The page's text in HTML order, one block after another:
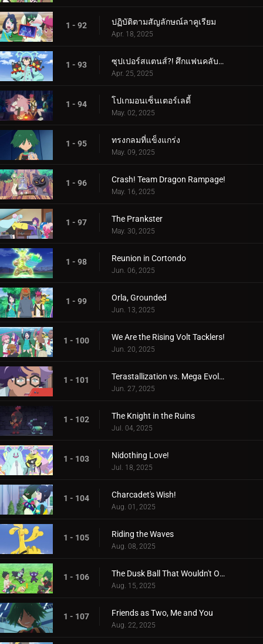
1 - 92 ปฏิบัติตามสัญลักษณ์ลาคูเรียม
Apr. 18, 2025
1 - 93 ซุปเปอร์สแตนส์?! ศึกแฟนคลับคุรุมิน!!
Apr. 25, 2025
1 - 94 โปเกมอนเซ็นเตอร์เลดี้
May. 02, 2025
1 - 95 ทรงกลมที่แข็งแกร่ง
May. 09, 2025
1 - 96 Crash! Team Dragon Rampage!
May. 16, 2025
1 - 97 The Prankster
May. 30, 2025
1 - 98 Reunion in Cortondo
Jun. 06, 2025
1 - 99 Orla, Grounded
Jun. 13, 2025
1 - 100 We Are the Rising Volt Tacklers!
Jun. 20, 2025
1 - 101 Terastallization vs. Mega Evolution!
Jun. 27, 2025
1 - 102 The Knight in the Ruins
Jul. 04, 2025
1 - 103 Nidothing Love!
Jul. 18, 2025
1 - 104 Charcadet's Wish!
Aug. 01, 2025
1 - 105 Riding the Waves
Aug. 08, 2025
1 - 106 The Dusk Ball That Wouldn't Open
Aug. 15, 2025
1 - 107 Friends as Two, Me and You
Aug. 22, 2025